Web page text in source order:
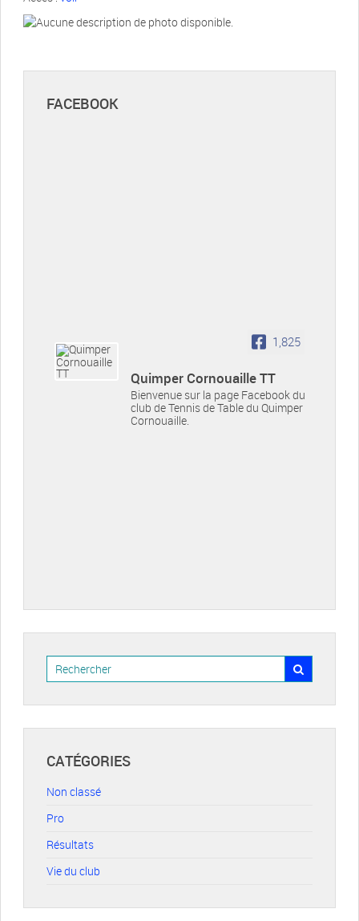
FACEBOOK
1,825
Quimper Cornouaille TT
Bienvenue sur la page Facebook du
club de Tennis de Table du Quimper
Cornouaille.
CATÉGORIES
Non classé
Pro
Résultats
Vie du club